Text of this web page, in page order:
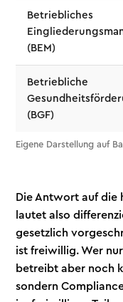
Betriebliches
(BEM)
Betriebliche
(BGF)
Eigene Darstellung auf
Die Antwort auf die
lautet also
gesetzlich
ist freiwillig. Wer
betreibt aber noch
sondern